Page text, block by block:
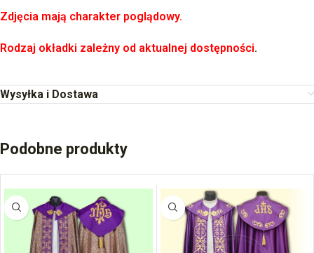
Zdjęcia mają charakter poglądowy.
Rodzaj okładki zależny od aktualnej dostępności.
Wysyłka i Dostawa
Podobne produkty